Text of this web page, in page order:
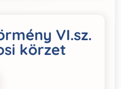
VI.sz.
körzet